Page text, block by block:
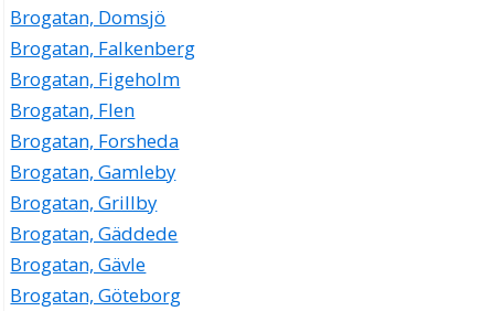
Brogatan, Domsjö
Brogatan, Falkenberg
Brogatan, Figeholm
Brogatan, Flen
Brogatan, Forsheda
Brogatan, Gamleby
Brogatan, Grillby
Brogatan, Gäddede
Brogatan, Gävle
Brogatan, Göteborg